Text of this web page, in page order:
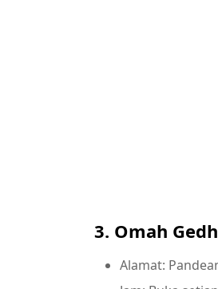
3. Omah
Alamat: